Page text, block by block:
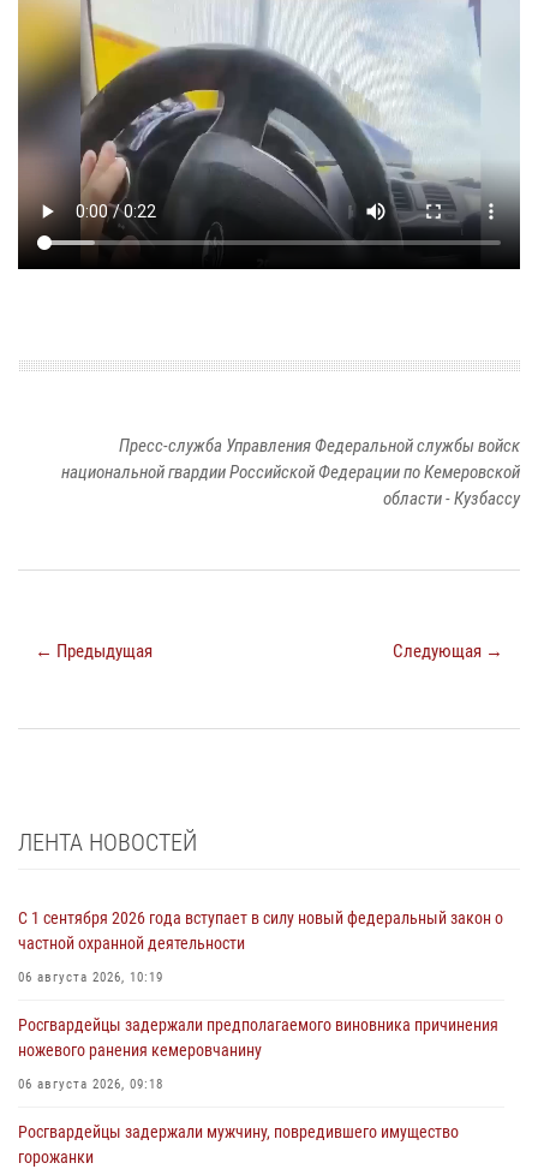
Пресс-служба Управления Федеральной службы войск
национальной гвардии Российской Федерации по Кемеровской
области - Кузбассу
← Предыдущая Следующая →
ЛЕНТА НОВОСТЕЙ
С 1 сентября 2026 года вступает в силу новый федеральный закон о
частной охранной деятельности
06 августа 2026, 10:19
Росгвардейцы задержали предполагаемого виновника причинения
ножевого ранения кемеровчанину
06 августа 2026, 09:18
Росгвардейцы задержали мужчину, повредившего имущество
горожанки